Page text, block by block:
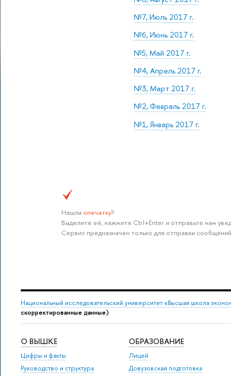
№7, Июль 2017 г.
№6, Июнь 2017 г.
№5, Май 2017 г.
№4, Апрель 2017 г.
№3, Март 2017 г.
№2, Февраль 2017 г.
№1, Январь 2017 г.
Нашли опечатку?
Выделите её, нажмите Ctrl+Enter и отправьте нам
Сервис предназначен только для отправки
Национальный исследовательский университет «Высшая школа
скорректированные данные)
О ВЫШКЕ
Цифры и факты
Руководство и структура
ОБРАЗОВАНИЕ
Лицей
Довузовская подготовка